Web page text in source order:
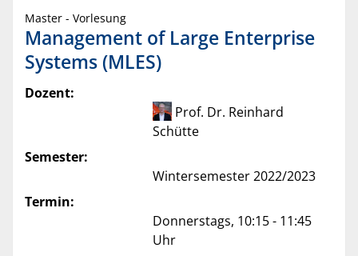
Master - Vorlesung
Management of Large Enterprise
Systems (MLES)
Dozent:
Prof. Dr. Reinhard
Schütte
Semester:
Wintersemester 2022/2023
Termin:
Donnerstags, 10:15 - 11:45
Uhr